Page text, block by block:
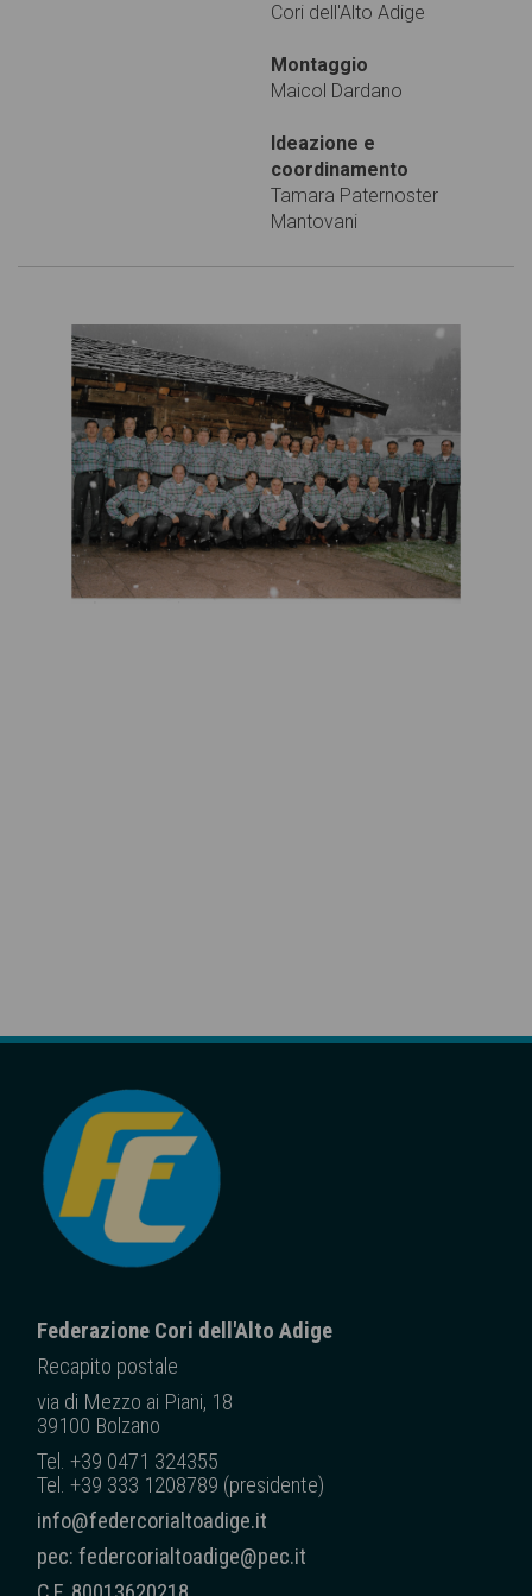
Cori dell'Alto Adige
Montaggio
Maicol Dardano
Ideazione e
coordinamento
Tamara Paternoster
Mantovani
Federazione Cori dell'Alto Adige
Recapito postale
via di Mezzo ai Piani, 18
39100 Bolzano
Tel. +39 0471 324355
Tel. +39 333 1208789 (presidente)
info@federcorialtoadige.it
pec: federcorialtoadige@pec.it